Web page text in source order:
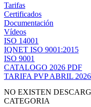
Tarifas
Certificados
Documentación
Vídeos
ISO 14001
IQNET ISO 9001:2015
ISO 9001
CATALOGO 2026 PDF
TARIFA PVP ABRIL
NO EXISTEN
CATEGORIA